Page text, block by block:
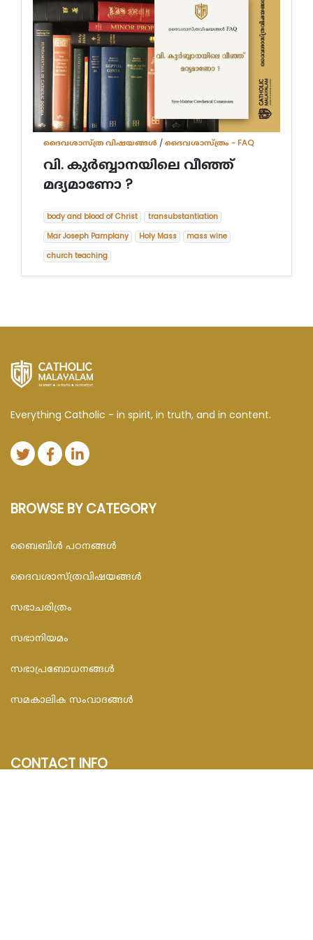
ദൈവശാസ്ത്ര വിഷയങ്ങള്‍ /ദൈവശാസ്ത്രം - FAQ
വി. കുര്‍ബ്ബാനയിലെ വീഞ്ഞ്
മദ്യമാണോ ?
body and blood of Christ
transubstantiation
Mar Joseph Pamplany
Holy Mass
mass wine
church teaching
Everything Catholic - in spirit, in truth, and in content.
BROWSE BY CATEGORY
ബൈബിള്‍ പഠനങ്ങള്‍
ദൈവശാസ്ത്രവിഷയങ്ങള്‍
സഭാചരിത്രം
സഭാനിയമം
സഭാപ്രബോധനങ്ങള്‍
സമകാലിക സംവാദങ്ങൾ
CONTACT INFO